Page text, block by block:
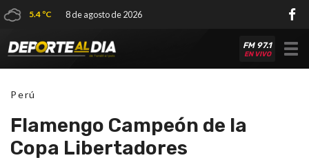
5.4 ºC 8 de agosto de 2026
FM 97.1
EN VIVO
Perú
Flamengo Campeón de la
Copa Libertadores